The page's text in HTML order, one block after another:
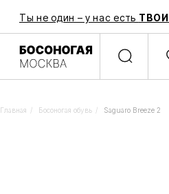
Ты не один – у нас есть ТВОИ ЛЮДИ
Главная / Босоногая обувь / Saguaro Breeze 2